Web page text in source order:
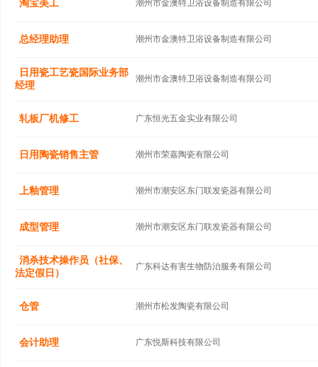
淘宝美工 潮州市金澳特卫浴设备制造有限公司
总经理助理 潮州市金澳特卫浴设备制造有限公司
日用瓷工艺瓷国际业务部
经理
潮州市金澳特卫浴设备制造有限公司
轧板厂机修工 广东恒光五金实业有限公司
日用陶瓷销售主管 潮州市荣嘉陶瓷有限公司
上釉管理 潮州市潮安区东门联发瓷器有限公司
成型管理 潮州市潮安区东门联发瓷器有限公司
消杀技术操作员（社保、
法定假日）
广东科达有害生物防治服务有限公司
仓管 潮州市松发陶瓷有限公司
会计助理 广东悦斯科技有限公司